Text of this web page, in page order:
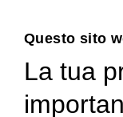
Questo sito
La tua